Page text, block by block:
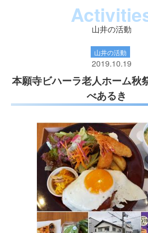
山井の活動
山井の活動
2019.10.19
本願寺ビハーラ老人ホーム秋
べあるき